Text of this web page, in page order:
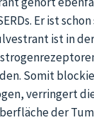
Er ist
ist in
Somit
verringert
der